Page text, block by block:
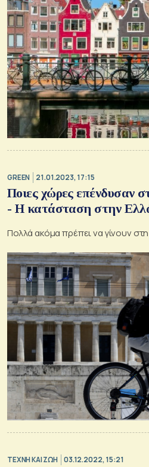
GREEN 21.01.2023, 17:15
Ποιες χώρες επένδυσαν
- Η κατάσταση στην
Πολλά ακόμα πρέπει να γίνουν
TΕΧΝΗ ΚΑΙ ΖΩΗ 03.12.2022, 15:21